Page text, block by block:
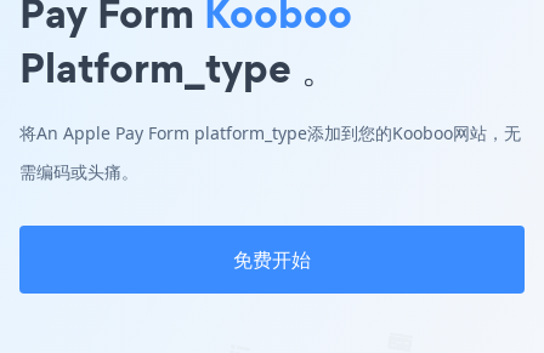
Pay Form Kooboo
Platform_type 。
将An Apple Pay Form platform_type添加到您的Kooboo网站，无
需编码或头痛。
免费开始